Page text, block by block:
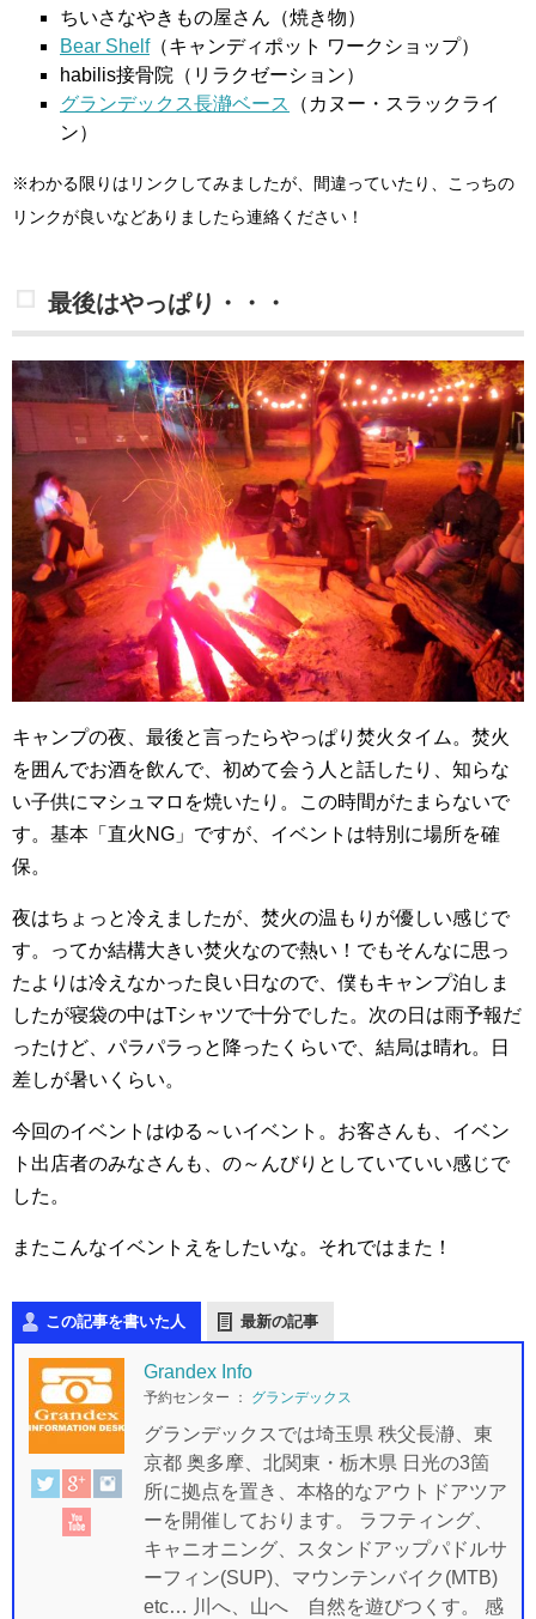
ちいさなやきもの屋さん（焼き物）
Bear Shelf（キャンディポット ワークショップ）
habilis接骨院（リラクゼーション）
グランデックス長瀞ベース
（カヌー・スラックライ
ン）
※わかる限りはリンクしてみましたが、間違っていたり、こっちの
リンクが良いなどありましたら連絡ください！
最後はやっぱり・・・
キャンプの夜、最後と言ったらやっぱり焚火タイム。 焚火
を囲んでお酒を飲んで、初めて会う人と話したり、知らな
い子供にマシュマロを焼いたり。この時間がたまらないで
す。基本「直火NG」ですが、イベントは特別に場所を確
保。
夜はちょっと冷えましたが、焚火の温もりが優しい感じで
す。ってか結構大きい焚火なので熱い！でもそんなに思っ
たよりは冷えなかった良い日なので、僕もキャンプ泊しま
したが寝袋の中はTシャツで十分でした。次の日は雨予報だ
ったけど、パラパラっと降ったくらいで、結局は晴れ。日
差しが暑いくらい。
今回のイベントはゆる～いイベント。 お客さんも、イベン
ト出店者のみなさんも、の～んびりとしていていい感じで
した。
またこんなイベントえをしたいな。 それではまた！
この記事を書いた人 最新の記事
Grandex Info
予約センター ： グランデックス
グランデックスでは埼玉県 秩父長瀞、東
京都 奥多摩、北関東・栃木県 日光の3箇
所に拠点を置き、本格的なアウトドアツア
ーを開催しております。 ラフティング、
キャニオニング、スタンドアップパドルサ
ーフィン(SUP)、マウンテンバイク(MTB)
etc… 川へ、山へ 自然を遊びつくす。 感